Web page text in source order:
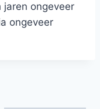
ongeveer
ongeveer